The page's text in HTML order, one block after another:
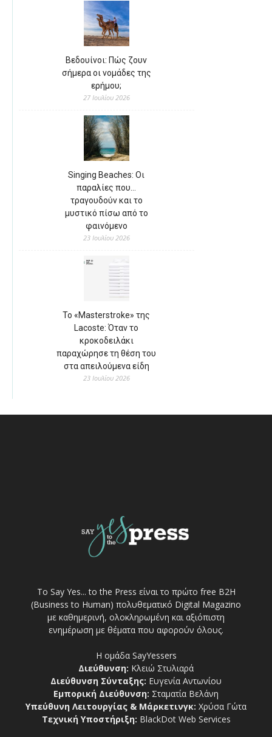
Βεδουίνοι: Πώς ζουν
σήμερα οι νομάδες της
ερήμου;
27 Ιουλίου 2026
Singing Beaches: Οι
παραλίες που…
τραγουδούν και το
μυστικό πίσω από το
φαινόμενο
23 Ιουλίου 2026
Το «Masterstroke» της
Lacoste: Όταν το
κροκοδειλάκι
παραχώρησε τη θέση του
στα απειλούμενα είδη
23 Ιουλίου 2026
Το Say Yes... to the Press είναι το πρώτο free Β2Η
(Business to Human) πολυθεματικό Digital Magazino
με καθημερινή, ολοκληρωμένη και αξιόπιστη
ενημέρωση με θέματα που αφορούν όλους.
Η ομάδα SayYessers
Διεύθυνση: Κλειώ Στυλιαρά
Διεύθυνση Σύνταξης: Ευγενία Αντωνίου
Εμπορική Διεύθυνση: Σταματία Βελάνη
Υπεύθυνη Λειτουργίας & Μάρκετινγκ: Χρύσα Γώτα
Τεχνική Υποστήριξη: BlackDot Web Services